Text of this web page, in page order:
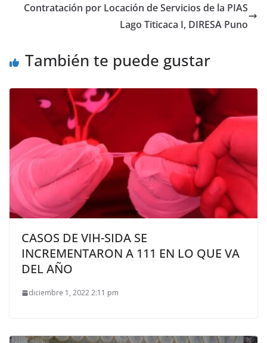
Contratación por Locación de Servicios de la PIAS
Lago Titicaca I, DIRESA Puno
También te puede gustar
CASOS DE VIH-SIDA SE
INCREMENTARON A 111 EN LO QUE VA
DEL AÑO
diciembre 1, 2022 2:11 pm